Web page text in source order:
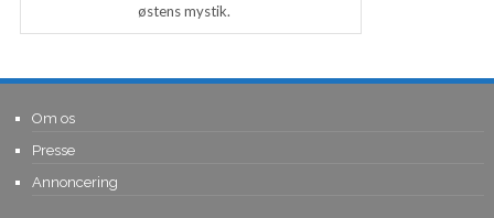
østens mystik.
Om os
Presse
Annoncering